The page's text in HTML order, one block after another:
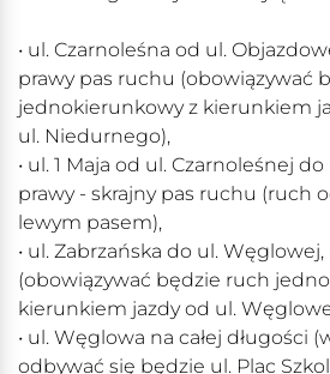
• ul. Czarnoleśna od ul.
prawy pas ruchu (obowiązywać
jednokierunkowy z kierunkiem
ul. Niedurnego),
• ul. 1 Maja od ul. Czarnoleśnej
prawy - skrajny pas ruchu (ruch
lewym pasem),
• ul. Zabrzańska do ul.
(obowiązywać będzie ruch
kierunkiem jazdy od ul.
• ul. Węglowa na całej długości
odbywać się będzie ul. Plac